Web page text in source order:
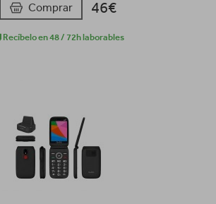
Comprar 46€
Recíbelo en 48 / 72h laborables